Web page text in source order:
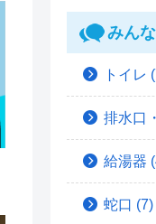
みん
トイレ
排水口
給湯器
蛇口 (7)